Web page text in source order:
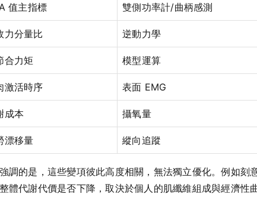
值主指標 雙側功率計/曲柄感測
力分量比 逆動力學
合力矩 模型運算
激活時序 表面 EMG
成本 攝氧量
漂移量 縱向追蹤
調的是，這些變項彼此高度相關，無法獨立優化。例如
體代謝代價是否下降，取決於個人的肌纖維組成與經濟性